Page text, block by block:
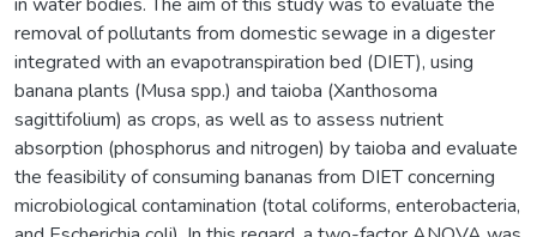
removal of pollutants from domestic sewage in a digester
integrated with an evapotranspiration bed (DIET), using
banana plants (Musa spp.) and taioba (Xanthosoma
sagittifolium) as crops, as well as to assess nutrient
absorption (phosphorus and nitrogen) by taioba and evaluate
the feasibility of consuming bananas from DIET concerning
microbiological contamination (total coliforms, enterobacteria,